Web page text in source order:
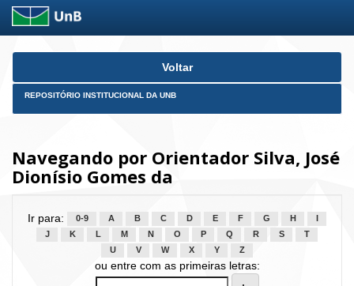
Skip
Voltar
REPOSITÓRIO INSTITUCIONAL DA UNB
Navegando por Orientador Silva, José
Dionísio Gomes da
Ir para: 0-9 A B C D E F G H
J
K L M N O P Q R S
T
U
V W X Y Z
ou entre com as primeiras letras: